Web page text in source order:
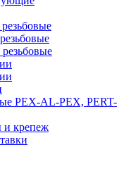
PEX-AL-PEX, PERT-
и крепеж